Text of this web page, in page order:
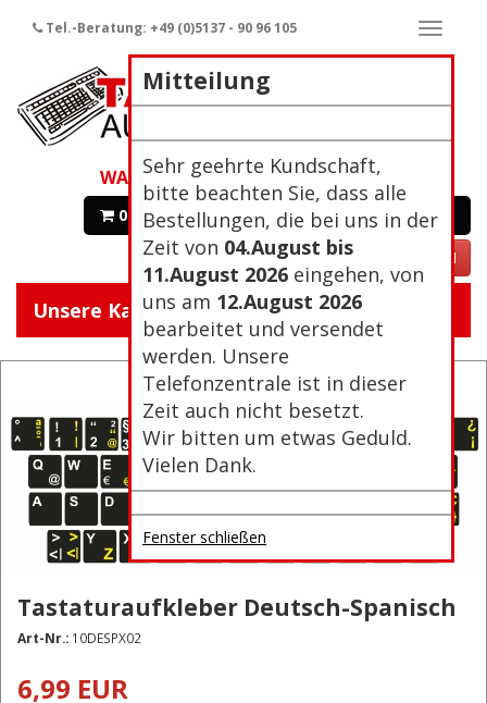
Mitteilung
Sehr geehrte Kundschaft,
bitte beachten Sie, dass alle
Bestellungen, die bei uns in der
Zeit von 04.August bis
11.August 2026 eingehen, von
uns am 12.August 2026
bearbeitet und versendet
werden. Unsere
Telefonzentrale ist in dieser
Zeit auch nicht besetzt.
Wir bitten um etwas Geduld.
Vielen Dank.
Fenster schließen
ein-/
Tel.-Beratung: +49 (0)5137 - 90 96 105
WARENKORB
0 Artikel 0,00€ Zur Kasse
VERTRAG WIDERRUFEN
ein/
Unsere Kategorien:
Tastaturaufkleber Deutsch-Spanisch
Art-Nr.: 10DESPX02
6,99 EUR